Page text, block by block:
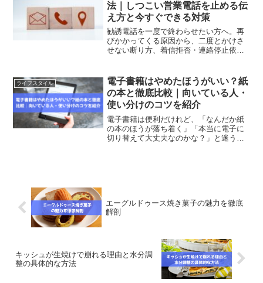
法｜しつこい営業電話を止める伝
え方と今すぐできる対策
勧誘電話を一度で終わらせたい方へ。再
びかかってくる原因から、二度とかけさ
せない断り方、着信拒否・連絡停止依
ライフスタイル
電子書籍はやめたほうがいい？紙
の本と徹底比較｜向いている人・
使い分けのコツを紹介
電子書籍は便利だけれど、「なんだか紙
の本のほうが落ち着く」「本当に電子に
切り替えて大丈夫なのかな？」と迷う方
エーグルドゥース焼き菓子の魅力を徹底
解剖
キッシュが生焼けで崩れる理由と水分調
整の具体的な方法